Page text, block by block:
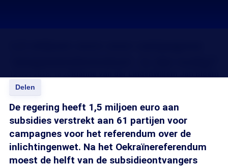
Delen
De regering heeft 1,5 miljoen euro aan
subsidies verstrekt aan 61 partijen voor
campagnes voor het referendum over de
inlichtingenwet. Na het Oekraïnereferendum
moest de helft van de subsidieontvangers